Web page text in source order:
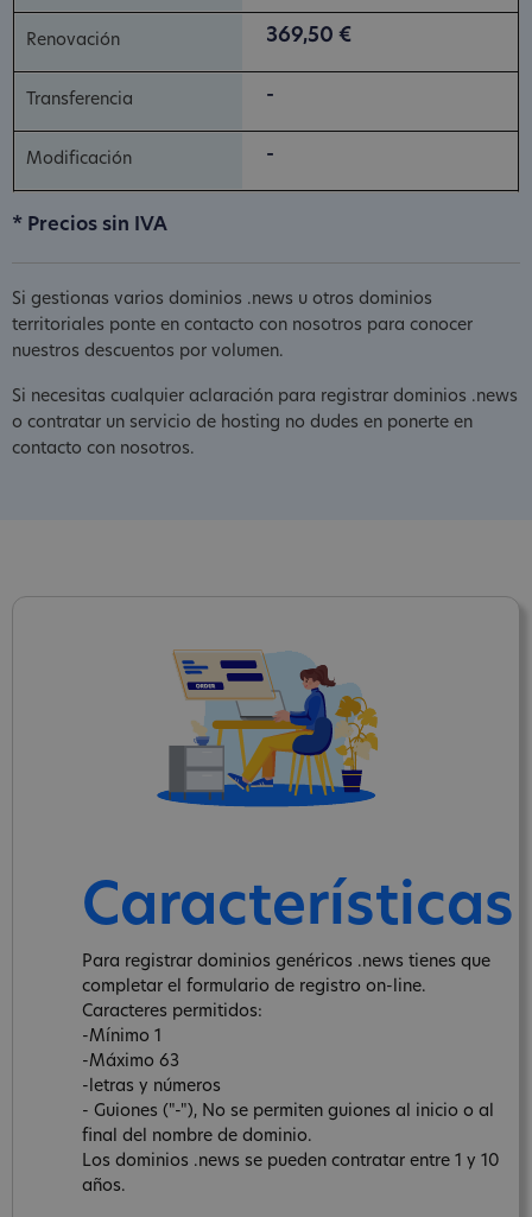
369,50 €
-
-
* Precios sin IVA
Si gestionas varios dominios .news u otros dominios
territoriales ponte en contacto con nosotros para conocer
nuestros descuentos por volumen.
Si necesitas cualquier aclaración para registrar dominios .news
o contratar un servicio de hosting no dudes en ponerte en
contacto con nosotros.
Características
Para registrar dominios genéricos .news tienes que
completar el formulario de registro on-line.
Caracteres permitidos:
-Mínimo 1
-Máximo 63
-letras y números
- Guiones ("-"), No se permiten guiones al inicio o al
final del nombre de dominio.
Los dominios .news se pueden contratar entre 1 y 10
años.